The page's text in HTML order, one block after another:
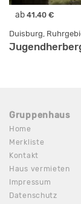
ab 41.40 €
Duisburg,
Gruppenhaus
Home
Merkliste
Kontakt
Haus vermieten
Impressum
Datenschutz